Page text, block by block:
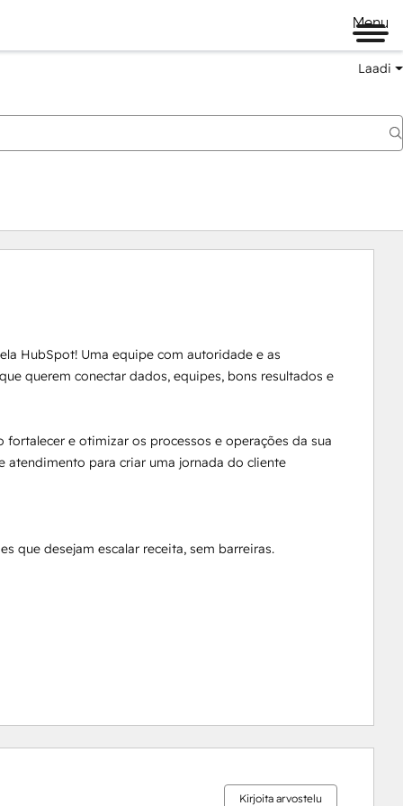
Menu
Laadi
HubSpot! Uma equipe com autoridade e as
querem conectar dados, equipes, bons resultados e
e otimizar os processos e operações da sua
atendimento para criar uma jornada do cliente
que desejam escalar receita, sem barreiras.
Kirjoita arvostelu